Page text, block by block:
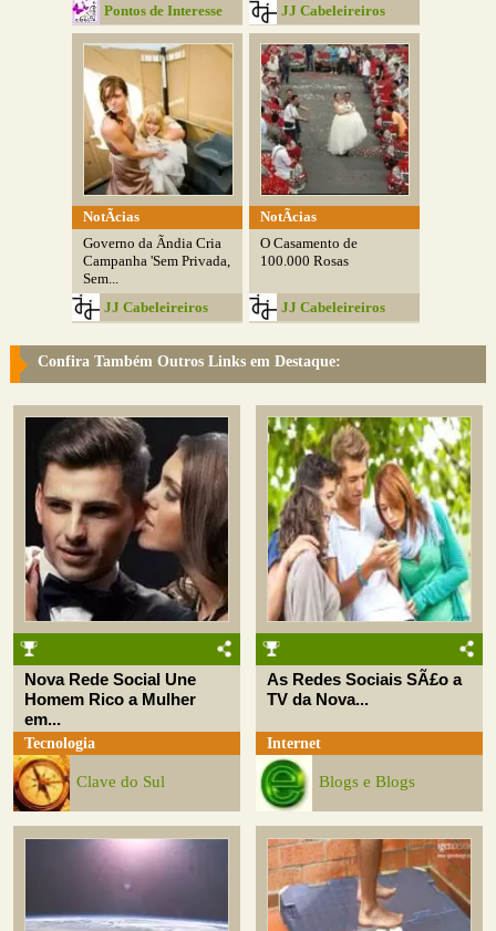
Pontos de Interesse
JJ Cabeleireiros
NotÃ­cias
Governo da Ãndia Cria
Campanha 'Sem Privada,
Sem...
JJ Cabeleireiros
NotÃ­cias
O Casamento de
100.000 Rosas
JJ Cabeleireiros
Confira Também Outros Links em Destaque:
Nova Rede Social Une
Homem Rico a Mulher
em...
Tecnologia
Clave do Sul
As Redes Sociais SÃ£o a
TV da Nova...
Internet
Blogs e Blogs